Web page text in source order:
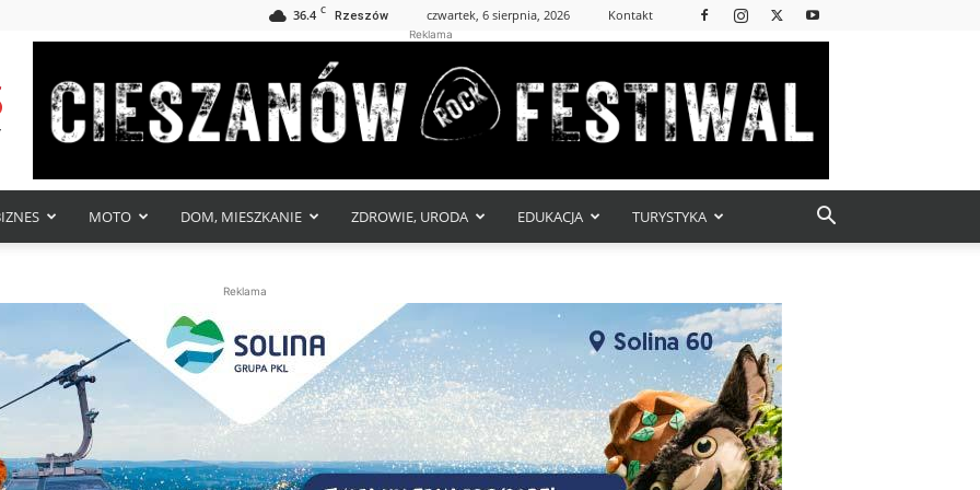
36.4 C Rzeszów czwartek, 6 sierpnia, 2026 Kontakt
Reklama
MOTO DOM, MIESZKANIE ZDROWIE, URODA EDUKACJA TURYSTYKA
Reklama